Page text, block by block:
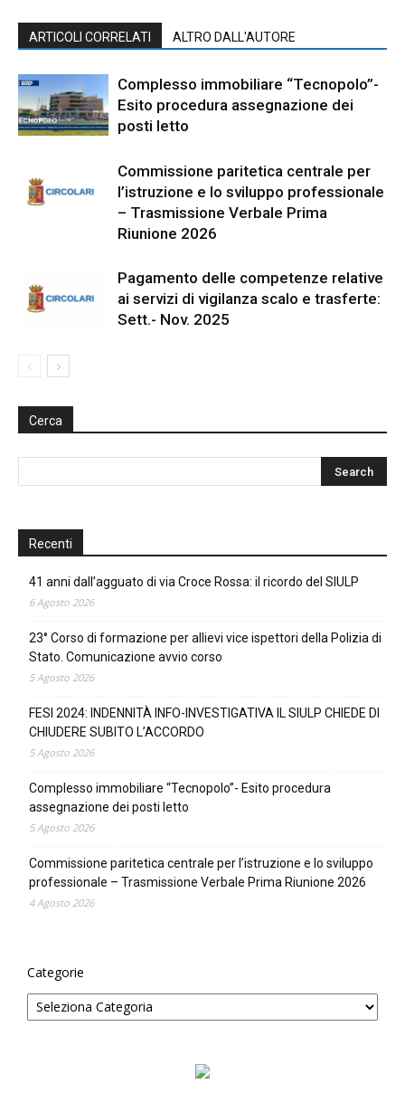
ARTICOLI CORRELATI ALTRO DALL'AUTORE
Complesso immobiliare “Tecnopolo”-
Esito procedura assegnazione dei
posti letto
Commissione paritetica centrale per
l’istruzione e lo sviluppo professionale
– Trasmissione Verbale Prima
Riunione 2026
Pagamento delle competenze relative
ai servizi di vigilanza scalo e trasferte:
Sett.- Nov. 2025
Cerca
Recenti
41 anni dall’agguato di via Croce Rossa: il ricordo del SIULP
6 Agosto 2026
23° Corso di formazione per allievi vice ispettori della Polizia di
Stato. Comunicazione avvio corso
5 Agosto 2026
FESI 2024: INDENNITÀ INFO-INVESTIGATIVA IL SIULP CHIEDE DI
CHIUDERE SUBITO L’ACCORDO
5 Agosto 2026
Complesso immobiliare “Tecnopolo”- Esito procedura
assegnazione dei posti letto
5 Agosto 2026
Commissione paritetica centrale per l’istruzione e lo sviluppo
professionale – Trasmissione Verbale Prima Riunione 2026
4 Agosto 2026
Categorie